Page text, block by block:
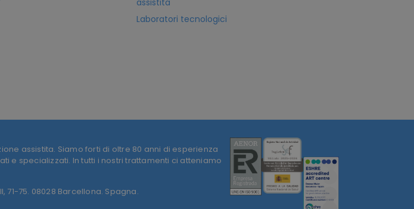
Laboratori tecnologici
assistita. Siamo forti di oltre 80 anni di esperienza
e specializzati. In tutti i nostri trattamenti ci atteniamo
71-75. 08028 Barcellona. Spagna.